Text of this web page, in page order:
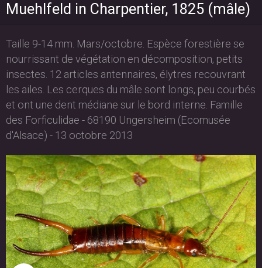
Muehlfeld in Charpentier, 1825 (mâle)
Taille 9-14 mm. Mars/octobre. Espèce forestière se
nourrissant de végétation en décomposition, petits
insectes. 12 articles antennaires, élytres recouvrant
les ailes. Les cerques du mâle sont longs, peu courbés
et ont une dent médiane sur le bord interne. Famille
des Forficulidae - 68190 Ungersheim (Ecomusée
d'Alsace) - 13 octobre 2013